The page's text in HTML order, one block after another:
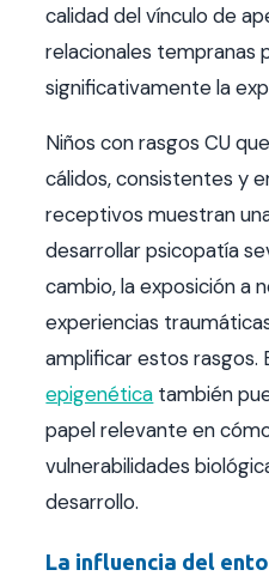
calidad del vínculo de
relacionales tempranas
significativamente la
Niños con rasgos CU
cálidos, consistentes y
receptivos muestran
desarrollar psicopatía
cambio, la exposición a
experiencias
amplificar estos rasgos.
epigenética también
papel relevante en
vulnerabilidades
desarrollo.
La influencia del